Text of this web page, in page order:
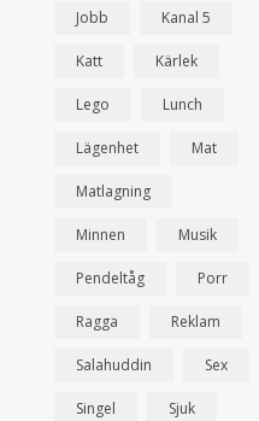
Jobb Kanal 5
Katt Kärlek
Lego Lunch
Lägenhet Mat
Matlagning
Minnen Musik
Pendeltåg Porr
Ragga Reklam
Salahuddin Sex
Singel Sjuk